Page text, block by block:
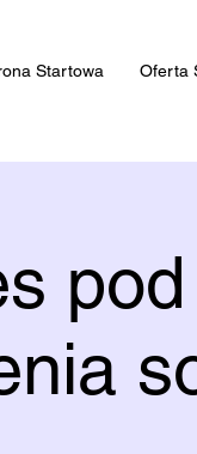
Startowa Oferta